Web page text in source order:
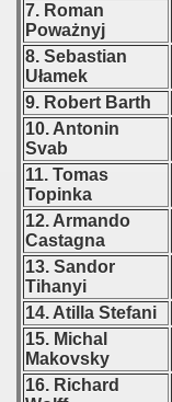
7. Roman
Poważnyj
8. Sebastian
Ułamek
9. Robert Barth
10. Antonin
Svab
11. Tomas
Topinka
12. Armando
Castagna
13. Sandor
Tihanyi
14. Atilla Stefani
15. Michal
Makovsky
16. Richard